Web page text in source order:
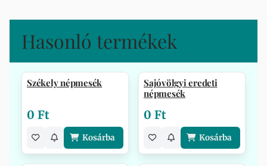
Hasonló termékek
Székely népmesék
0 Ft
Kosárba
Sajóvölgyi eredeti
népmesék
0 Ft
Kosárba